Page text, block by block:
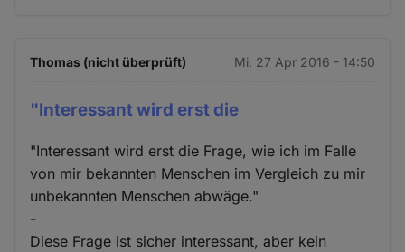
Thomas (nicht überprüft) Mi. 27 Apr 2016 - 14:50
"Interessant wird erst die
"Interessant wird erst die Frage, wie ich im Falle
von mir bekannten Menschen im Vergleich zu mir
unbekannten Menschen abwäge."
-
Diese Frage ist sicher interessant, aber kein